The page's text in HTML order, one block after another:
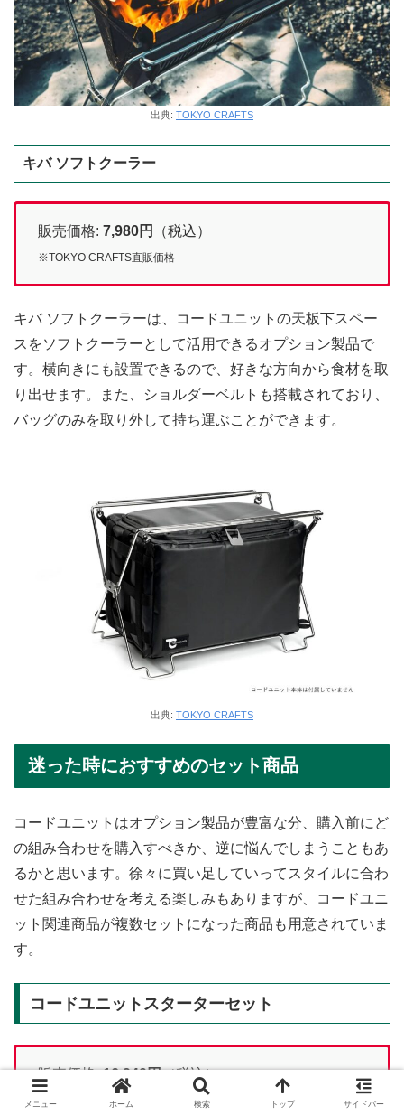
出典: TOKYO CRAFTS
キバ ソフトクーラー
販売価格: 7,980円 （税込）
※TOKYO CRAFTS直販価格
キバ ソフトクーラーは、コードユニットの天板下スペー
スをソフトクーラーとして活用できるオプション製品で
す。横向きにも設置できるので、好きな方向から食材を取
り出せます。また、ショルダーベルトも搭載されており、
バッグのみを取り外して持ち運ぶことができます。
出典: TOKYO CRAFTS
迷った時におすすめのセット商品
コードユニットはオプション製品が豊富な分、購入前にど
の組み合わせを購入すべきか、逆に悩んでしまうこともあ
るかと思います。徐々に買い足していってスタイルに合わ
せた組み合わせを考える楽しみもありますが、コードユニ
ット関連商品が複数セットになった商品も用意されていま
す。
コードユニットスターターセット
販売価格:16,940円（税込）
※TOKYO CRAFTS直販価格
メニュー ホーム 検索 トップ サイドバー